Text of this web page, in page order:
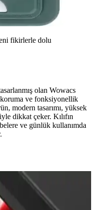
fikirlerle dolu
olan Wowacs
koruma ve fonksiyonellik
modern tasarımı, yüksek
dikkat çeker. Kılıfın
ve günlük kullanımda
Kapaklı Standlı
Yorumları